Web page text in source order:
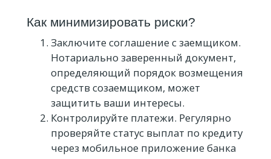
Как минимизировать риски?
Заключите соглашение с заемщиком.
Нотариально заверенный документ,
определяющий порядок возмещения
средств созаемщиком, может
защитить ваши интересы.
Контролируйте платежи. Регулярно
проверяйте статус выплат по кредиту
через мобильное приложение банка